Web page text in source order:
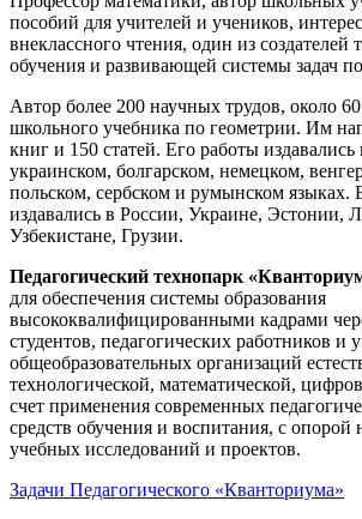
пособий для учителей и учеников,
внеклассного чтения, один из создателей
обучения и развивающей системы задач
Автор более 200 научных трудов, около
школьного учебника по геометрии. Им
книг и 150 статей. Его работы издавались
украинском, болгарском, немецком,
польском, сербском и румынском языках.
издавались в России, Украине, Эстонии,
Узбекистане, Грузии.
Педагогический технопарк
для обеспечения системы образования
высококвалифицированными кадрами
студентов, педагогических работников и
общеобразовательных организаций
технологической, математической,
счет применения современных
средств обучения и воспитания, с опорой
учебных исследований и проектов.
Задачи Педагогического «Кванториума»